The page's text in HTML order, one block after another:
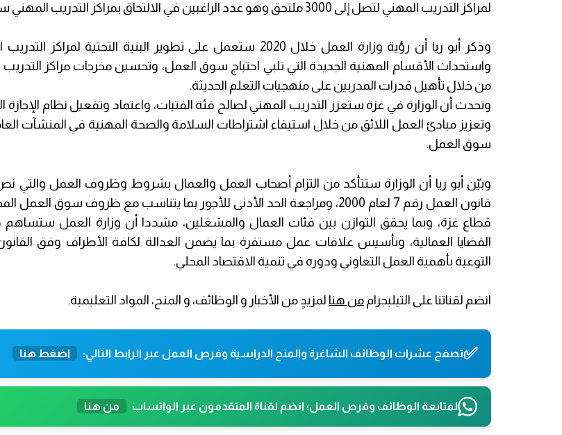
لمراكز التدريب المهني لتصل إلى 3000 ملتحق وهو عدد الراغبين في الالتحاق بمراكز التدريب المهني سنويا.
وذكر أبو ريا أن رؤية وزارة العمل خلال 2020 ستعمل على تطوير البنية التحتية لمراكز
واستحداث الأقسام المهنية الجديدة التي تلبي احتياج سوق العمل، وتحسين مخرجات مراكز
من خلال تأهيل قدرات المدربين على منهجيات التعلم الحديثة.
وتحدث أن الوزارة في غزة ستعزز التدريب المهني لصالح فئة الفتيات، واعتماد وتفعيل نظام الإجازة
وتعزيز مبادئ العمل اللائق من خلال استيفاء اشتراطات السلامة والصحة المهنية في المنشآت
سوق العمل.
وبيّن أبو ريا أن الوزارة ستتأكد من التزام أصحاب العمل والعمال بشروط وظروف العمل والتي
قانون العمل رقم 7 لعام 2000، ومراجعة الحد الأدنى للأجور بما يتناسب مع ظروف سوق العمل
قطاع غزة، وبما يحقق التوازن بين فئات العمال والمشغلين، مشددا أن وزارة العمل
القضايا العمالية، وتأسيس علاقات عمل مستقرة بما يضمن العدالة لكافة الأطراف وفق
التوعية بأهمية العمل التعاوني ودوره في تنمية الاقتصاد المحلي.
انضم لقناتنا على التيليجرام من هنا لمزيدٍ من الأخبار و الوظائف، و المنح، المواد التعليمية.
✅تصفح عشرات الوظائف الشاغرة والمنح الدراسية وفرص العمل عبر الرابط التالي: اضغط هنا
لمتابعة الوظائف وفرص العمل؛ انضم لقناة المتقدمون عبر الواتساب من هنا